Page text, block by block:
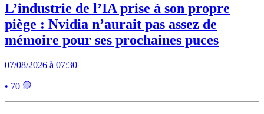
L’industrie de l’IA prise à son propre
piège : Nvidia n’aurait pas assez de
mémoire pour ses prochaines puces
07/08/2026 à 07:30
• 70